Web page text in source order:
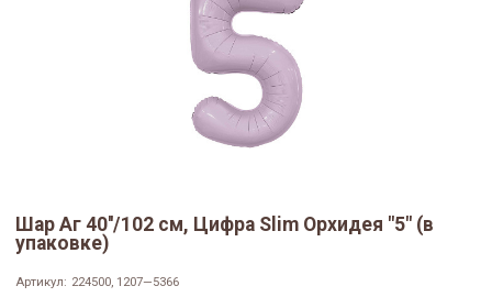
Шар Аг 40''/102 см, Цифра Slim Орхидея "5" (в
упаковке)
Артикул: 224500, 1207—5366